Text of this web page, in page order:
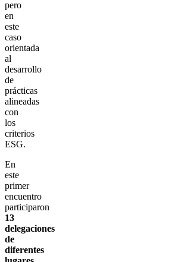
pero
en
este
caso
orientada
al
desarrollo
de
prácticas
alineadas
con
los
criterios
ESG.
En
este
primer
encuentro
participaron
13
delegaciones
de
diferentes